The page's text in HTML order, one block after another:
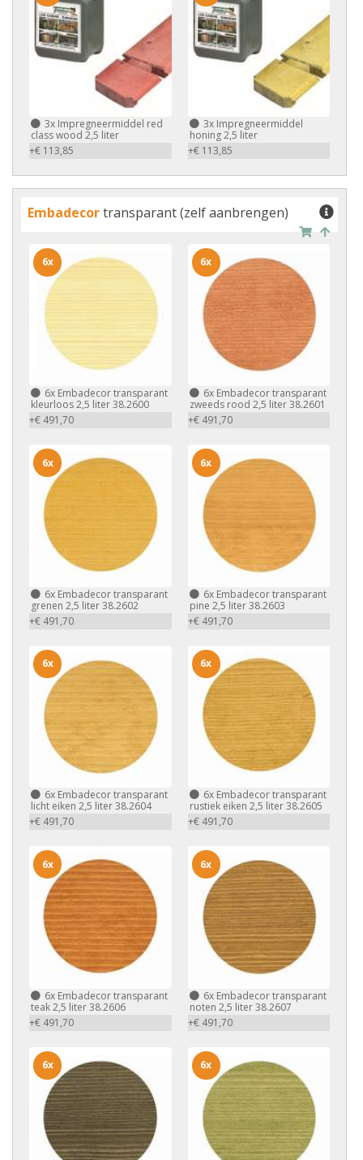
3x Impregneermiddel red
class wood 2,5 liter
+€ 113,85
3xImpregneermiddel
honing 2,5 liter
+€ 113,85
Embadecortransparant (zelf aanbrengen)
6x Embadecor transparant
kleurloos 2,5 liter 38.2600
+€ 491,70
6x
6xEmbadecor transparant
zweeds rood 2,5 liter 38.2601
+€ 491,70
6x
6x Embadecor transparant
grenen 2,5 liter 38.2602
+€ 491,70
6x
6xEmbadecor transparant
pine 2,5 liter 38.2603
+€ 491,70
6x
6x Embadecor transparant
licht eiken 2,5 liter 38.2604
+€ 491,70
6x
6xEmbadecor transparant
rustiek eiken 2,5 liter 38.2605
+€ 491,70
6x
6x Embadecor transparant
teak 2,5 liter 38.2606
+€ 491,70
6x
6xEmbadecor transparant
noten 2,5 liter 38.2607
+€ 491,70
6x
6x 6x